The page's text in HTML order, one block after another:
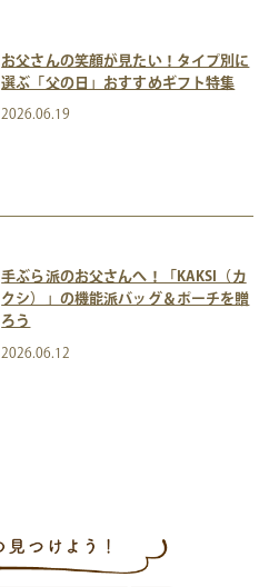
お父さんの笑顔が見たい！タイプ別に
選ぶ「父の日」おすすめギフト特集
2026.06.19
手ぶら派のお父さんへ！「KAKSI（カ
クシ）」の機能派バッグ＆ポーチを贈
ろう
2026.06.12